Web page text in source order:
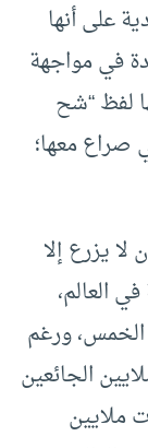
على أنها
في مواجهة
لفظ “شح
صراع معها؛
يزرع إلا
العالم،
الخمس، ورغم
الجائعين
ملايين